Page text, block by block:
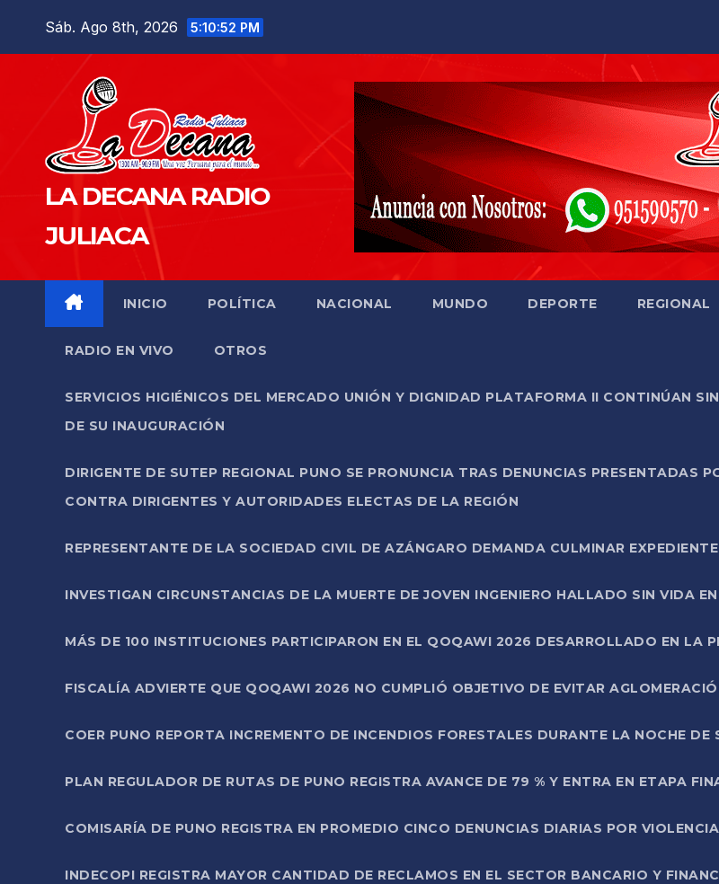
Sáb. Ago 8th, 2026 5:10:53 PM
LA DECANA RADIO
JULIACA
INICIO POLÍTICA NACIONAL MUNDO DEPORTE REGIONAL
RADIO EN VIVO OTROS
SERVICIOS HIGIÉNICOS DEL MERCADO UNIÓN Y DIGNIDAD PLATAFORMA II CONTINÚAN
DE SU INAUGURACIÓN
DIRIGENTE DE SUTEP REGIONAL PUNO SE PRONUNCIA TRAS DENUNCIAS PRESENTADAS
CONTRA DIRIGENTES Y AUTORIDADES ELECTAS DE LA REGIÓN
REPRESENTANTE DE LA SOCIEDAD CIVIL DE AZÁNGARO DEMANDA CULMINAR
INVESTIGAN CIRCUNSTANCIAS DE LA MUERTE DE JOVEN INGENIERO HALLADO SIN VIDA
MÁS DE 100 INSTITUCIONES PARTICIPARON EN EL QOQAWI 2026 DESARROLLADO EN LA
FISCALÍA ADVIERTE QUE QOQAWI 2026 NO CUMPLIÓ OBJETIVO DE EVITAR
COER PUNO REPORTA INCREMENTO DE INCENDIOS FORESTALES DURANTE LA NOCHE DE
PLAN REGULADOR DE RUTAS DE PUNO REGISTRA AVANCE DE 79 % Y ENTRA EN ETAPA
COMISARÍA DE PUNO REGISTRA EN PROMEDIO CINCO DENUNCIAS DIARIAS POR
INDECOPI REGISTRA MAYOR CANTIDAD DE RECLAMOS EN EL SECTOR BANCARIO Y